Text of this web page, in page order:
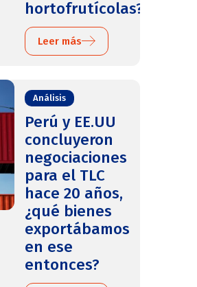
hortofrutícolas?
Leer más
Análisis
Perú y EE.UU
concluyeron
negociaciones
para el TLC
hace 20 años,
¿qué bienes
exportábamos
en ese
entonces?